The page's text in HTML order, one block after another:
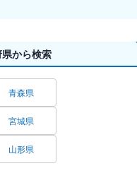
から検索
青森県
宮城県
山形県